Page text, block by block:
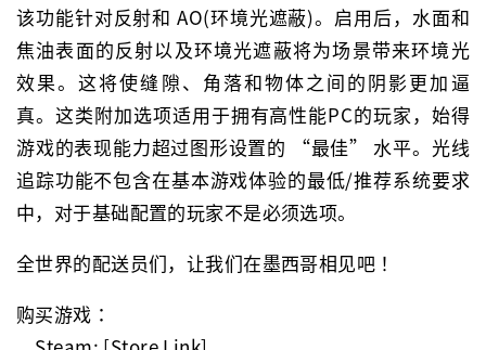
该功能针对反射和 AO(环境光遮蔽)。启用后，水面和
焦油表面的反射以及环境光遮蔽将为场景带来环境光
效果。这将使缝隙、角落和物体之间的阴影更加逼
真。这类附加选项适用于拥有高性能PC的玩家，始得
游戏的表现能力超过图形设置的 “最佳” 水平。光线
追踪功能不包含在基本游戏体验的最低/推荐系统要求
中，对于基础配置的玩家不是必须选项。
全世界的配送员们，让我们在墨西哥相见吧！
购买游戏：